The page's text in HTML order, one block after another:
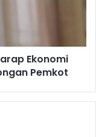
Ekonomi
Pemkot